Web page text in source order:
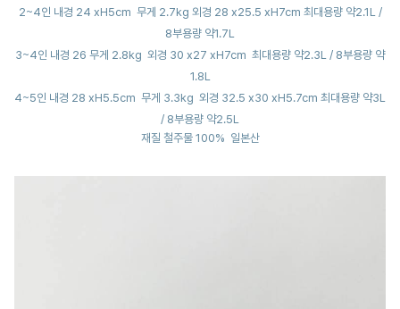
2~4인 내경 24 ⅹH5cm 무게 2.7kg 외경 28 ⅹ25.5 ⅹH7cm 최대용량 약2.1L /
8부용량 약1.7L
3~4인 내경 26 무게 2.8kg 외경 30 ⅹ27 ⅹH7cm 최대용량 약2.3L / 8부용량 약
1.8L
4~5인 내경 28 ⅹH5.5cm 무게 3.3kg 외경 32.5 ⅹ30 ⅹH5.7cm 최대용량 약3L
/ 8부용량 약2.5L
재질 철주물 100% 일본산